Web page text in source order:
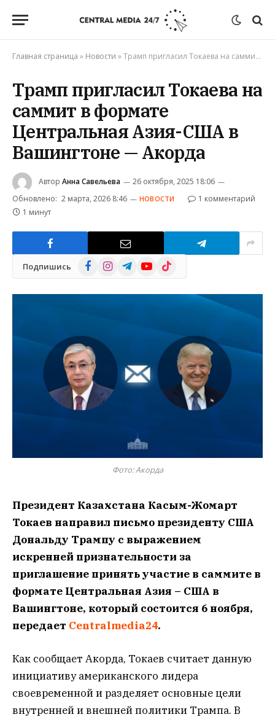
Главная страница » Новости »Трамп пригласил Токаева на саммит в формате Центральная Азия-США в Вашингтоне — Акорда
Трамп пригласил Токаева на
саммит в формате
Центральная Азия-США в
Вашингтоне — Акорда
Автор Анна Савельева
26 октября, 2025 18:06
Обновлено: 2 марта, 2026 8:46 НОВОСТИ
1 комментарий
1 минут
Подпишись FacebookInstagramTelegramYouTube
TikTok
Фото: Акорда
Президент Казахстана Касым-Жомарт
Токаев направил письмо президенту США
Дональду Трампу с выражением
искренней признательности за
приглашение принять участие в саммите в
формате Центральная Азия – США в
Вашингтоне, который состоится 6 ноября,
передает Centralmedia24.
Как сообщает Акорда, Токаев считает данную
инициативу американского лидера
своевременной и разделяет основные цели
внутренней и внешней политики Трампа. В